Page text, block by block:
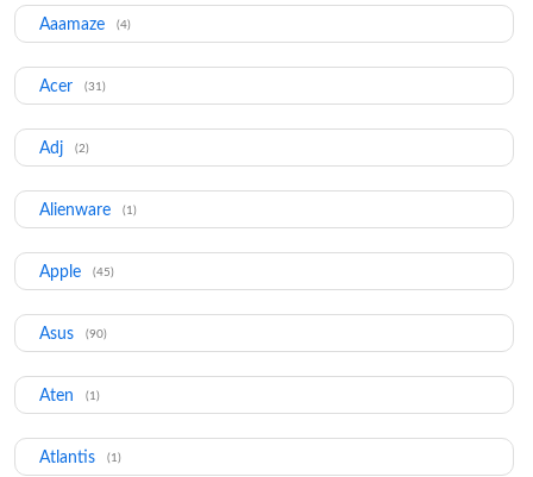
Aaamaze (4)
Acer (31)
Adj (2)
Alienware (1)
Apple (45)
Asus (90)
Aten (1)
Atlantis (1)